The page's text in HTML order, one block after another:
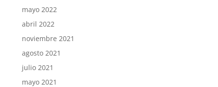
mayo 2022
abril 2022
noviembre 2021
agosto 2021
julio 2021
mayo 2021